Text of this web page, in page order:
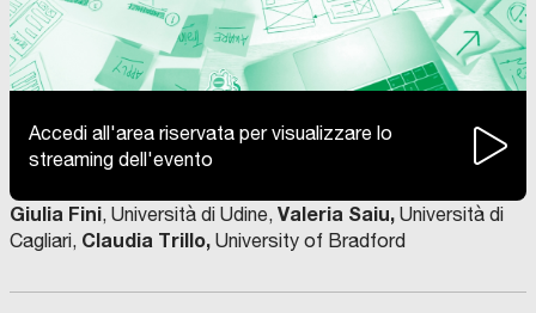
Accedi all'area riservata per visualizzare lo
streaming dell'evento
Giulia Fini, Università di Udine, Valeria Saiu, Università di
Cagliari, Claudia Trillo, University of Bradford